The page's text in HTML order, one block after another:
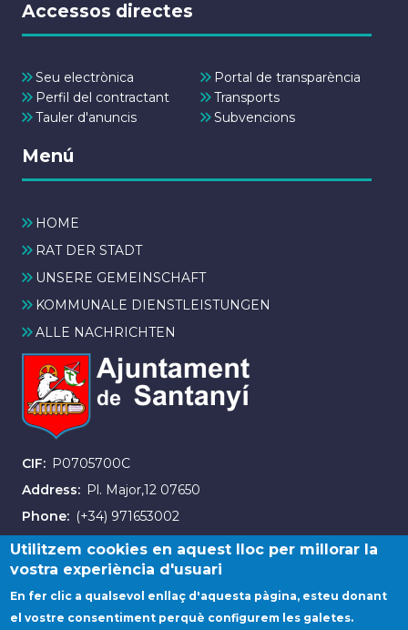
Accessos directes
Seu electrònica
Portal de transparència
Perfil del contractant
Transports
Tauler d'anuncis
Subvencions
Menú
HOME
RAT DER STADT
UNSERE GEMEINSCHAFT
KOMMUNALE DIENSTLEISTUNGEN
ALLE NACHRICHTEN
CIF
P0705700C
Address
Pl. Major,12 07650
Phone
(+34) 971653002
Fax (+34) 971163007
Utilitzem cookies en aquest lloc per millorar la
vostra experiència d'usuari
En fer clic a qualsevol enllaç d'aquesta pàgina, esteu donant
el vostre consentiment perquè configurem les galetes.